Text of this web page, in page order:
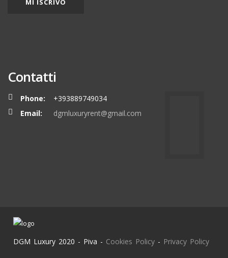
Contatti
Phone:
+393889749034
Email:
dgmluxuryrent@gmail.com
DGM Luxury 2020 - Piva - Cookies Policy - Privacy Policy